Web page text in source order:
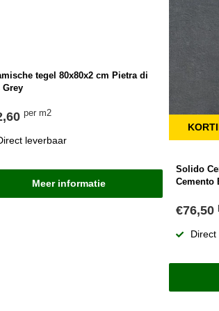
tegel 80x80x2 cm Pietra di
Grey
per m2
leverbaar
Meer informatie
Solido
Cemento
€76,50